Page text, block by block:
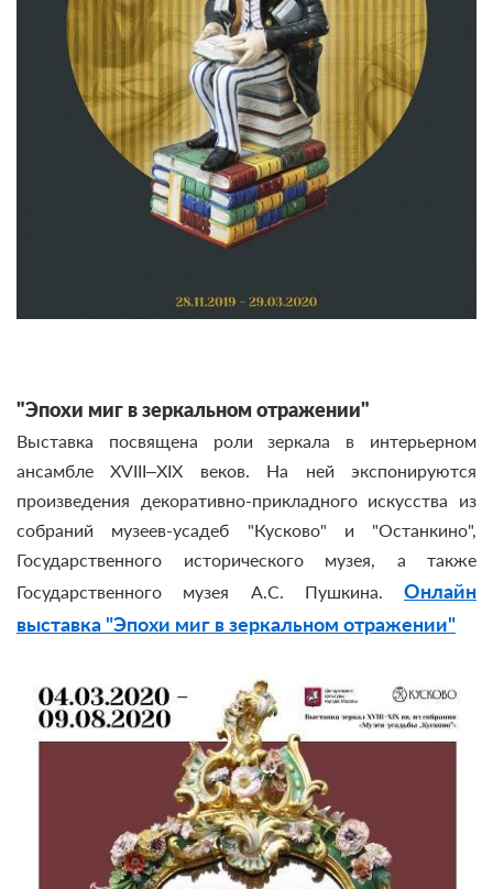
"Эпохи миг в зеркальном отражении"
Выставка посвящена роли зеркала в интерьерном
ансамбле XVIII–XIX веков. На ней экспонируются
произведения декоративно-прикладного искусства из
собраний музеев-усадеб "Кусково" и "Останкино",
Государственного исторического музея, а также
Государственного музея А.С. Пушкина. Онлайн
выставка "Эпохи миг в зеркальном отражении"